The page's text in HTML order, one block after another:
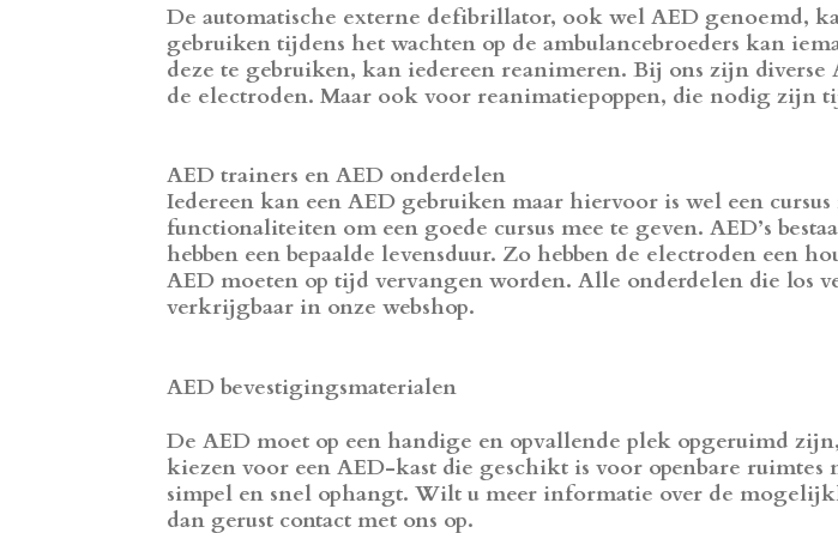
De automatische externe defibrillator, ook wel AED genoemd,
gebruiken tijdens het wachten op de ambulancebroeders kan
deze te gebruiken, kan iedereen reanimeren. Bij ons zijn diverse
de electroden. Maar ook voor reanimatiepoppen, die nodig zijn
AED trainers en AED onderdelen
Iedereen kan een AED gebruiken maar hiervoor is wel een
functionaliteiten om een goede cursus mee te geven. AED’s
hebben een bepaalde levensduur. Zo hebben de electroden een
AED moeten op tijd vervangen worden. Alle onderdelen die los
verkrijgbaar in onze webshop.
AED bevestigingsmaterialen
De AED moet op een handige en opvallende plek opgeruimd
kiezen voor een AED-kast die geschikt is voor openbare ruimtes
simpel en snel ophangt. Wilt u meer informatie over de
dan gerust contact met ons op.